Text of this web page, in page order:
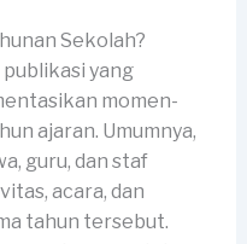
Sekolah?
yang
momen-
ajaran. Umumnya,
guru, dan staf
acara, dan
tahun tersebut.